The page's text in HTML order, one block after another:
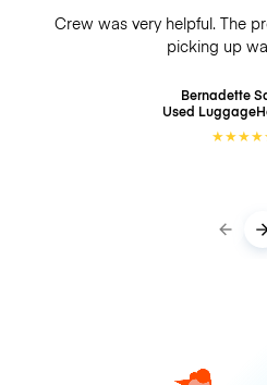
Crew was very helpful. The
picking up
Bernadette
Used
★★★★